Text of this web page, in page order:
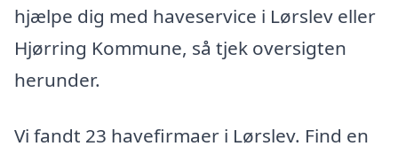
hjælpe dig med haveservice i Lørslev eller
Hjørring Kommune, så tjek oversigten
herunder.
Vi fandt 23 havefirmaer i Lørslev. Find en